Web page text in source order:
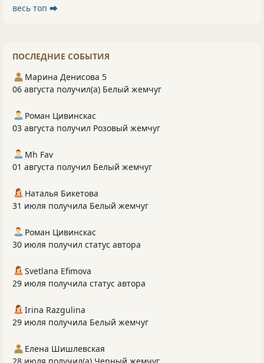
весь топ ⮕
ПОСЛЕДНИЕ СОБЫТИЯ
Марина Денисова 5
06 августа получил(а) Белый жемчуг
Роман Цивинскас
03 августа получил Розовый жемчуг
Mh Fav
01 августа получил Белый жемчуг
Наталья Бикетова
31 июля получила Белый жемчуг
Роман Цивинскас
30 июля получил статус автора
Svetlana Efimova
29 июля получила статус автора
Irina Razgulina
29 июля получила Белый жемчуг
Елена Шишлевская